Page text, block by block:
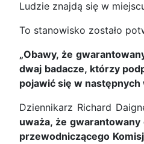
Ludzie znajdą się w
To stanowisko zostało
„Obawy, że
dwaj badacze, którzy
pojawić się w
Dziennikarz Richard
uważa, że
przewodniczącego